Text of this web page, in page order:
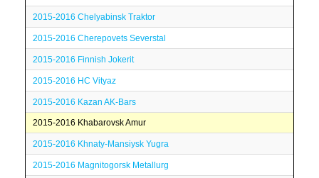
2015-2016 Chelyabinsk Traktor
2015-2016 Cherepovets Severstal
2015-2016 Finnish Jokerit
2015-2016 HC Vityaz
2015-2016 Kazan AK-Bars
2015-2016 Khabarovsk Amur
2015-2016 Khnaty-Mansiysk Yugra
2015-2016 Magnitogorsk Metallurg